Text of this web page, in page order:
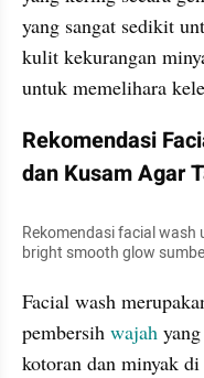
yang sangat sedikit
kulit kekurangan
untuk memelihara
Rekomendasi
dan Kusam Agar
Rekomendasi facial
bright smooth glow
Facial wash
pembersih wajah
kotoran dan minyak